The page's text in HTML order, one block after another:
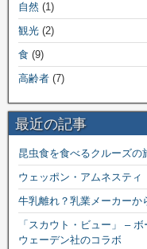
自然 (1)
観光 (2)
食 (9)
高齢者 (7)
最近の記事
昆虫食を食べるクルーズの
ウェッポン・アムネスティ
牛乳離れ？乳業メーカーか
「スカウト・ビュー」 –
ウェーデン社のコラボ